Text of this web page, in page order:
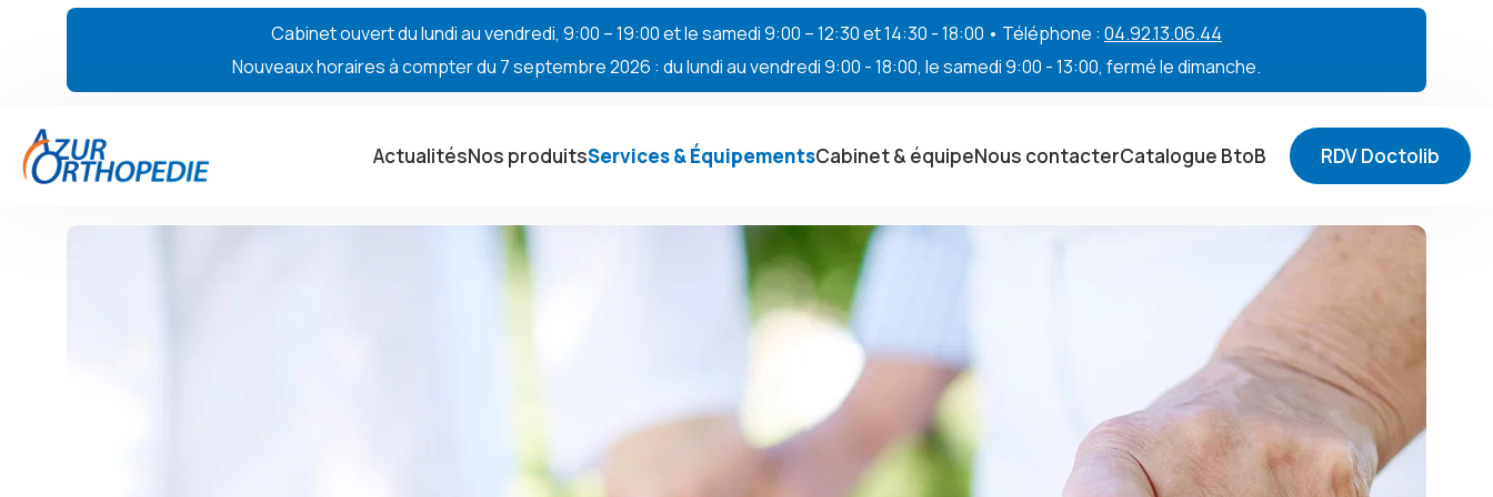
Cabinet ouvert du lundi au vendredi, 9:00 – 19:00 et le samedi 9:00 – 12:30 et 14:30 - 18:00 • Téléphone : 04.92.13.06.44
Nouveaux horaires à compter du 7 septembre 2026 : du lundi au vendredi 9:00 - 18:00, le samedi 9:00 - 13:00, fermé le dimanche.
ActualitésNos produitsServices & ÉquipementsCabinet & équipeNous contacterCatalogue BtoB RDV Doctolib